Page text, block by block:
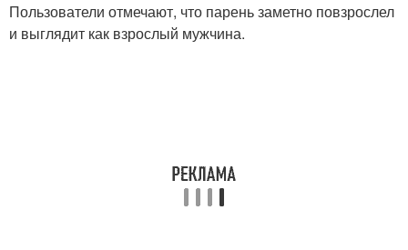
Пользователи отмечают, что парень заметно повзрослел
и выглядит как взрослый мужчина.